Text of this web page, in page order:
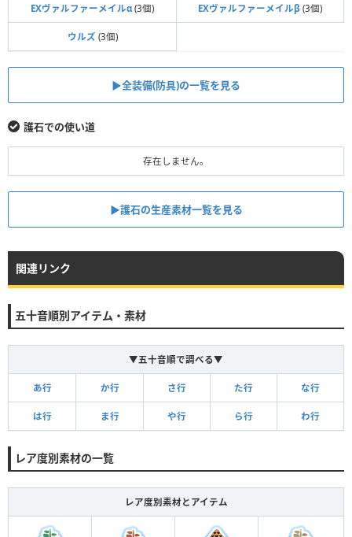
EXヴァルファーメイルα(3個) EXヴァルファーメイルβ (3個)
ウルズ (3個)
▶全装備(防具)の一覧を見る
護石での使い道
存在しません。
▶護石の生産素材一覧を見る
関連リンク
五十音順別アイテム・素材
▼五十音順で調べる▼
あ行 か行 さ行 た行 な行
は行 ま行 や行 ら行 わ行
レア度別素材の一覧
レア度別素材とアイテム